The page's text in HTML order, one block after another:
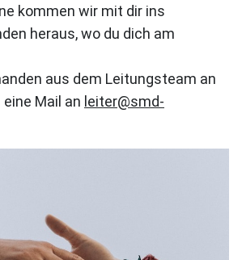
kommen wir mit dir ins
heraus, wo du dich am
aus dem Leitungsteam an
Mail an leiter@smd-